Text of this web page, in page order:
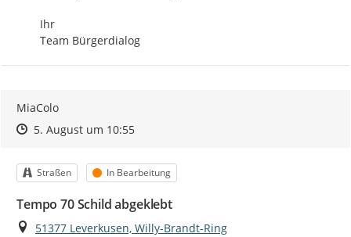
Ihr
Team Bürgerdialog
MiaColo
Zeitpunkt des Erstellens
Zeitpunkt des Erstellens
5. August um 10:55Zur Äußerung
Kategorie
Straßen Status
In Bearbeitung
Tempo 70 Schild abgeklebt
Ort
51377 Leverkusen, Willy-Brandt-Ring